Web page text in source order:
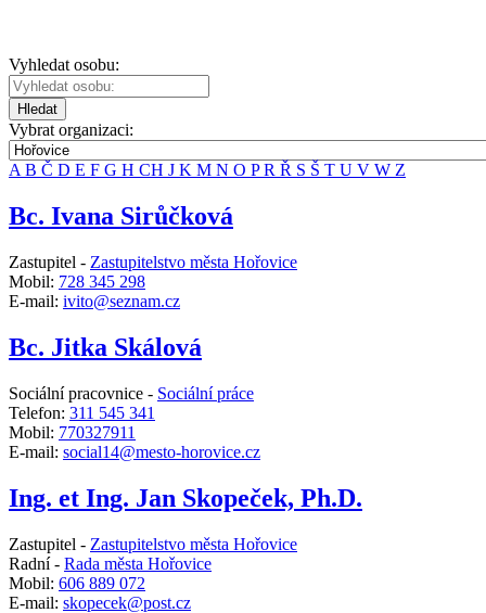
Vyhledat osobu:
Hledat
Vybrat organizaci:
A B Č D E F G H CH J K M N O PR Ř S Š T U V W Z
Bc. Ivana Sirůčková
Zastupitel - Zastupitelstvo města Hořovice
Mobil: 728 345 298
E-mail: ivito@seznam.cz
Bc. Jitka Skálová
Sociální pracovnice - Sociální práce
Telefon: 311 545 341
Mobil: 770327911
E-mail: social14@mesto-horovice.cz
Ing. et Ing. Jan Skopeček, Ph.D.
Zastupitel - Zastupitelstvo města Hořovice
Radní - Rada města Hořovice
Mobil: 606 889 072
E-mail: skopecek@post.cz